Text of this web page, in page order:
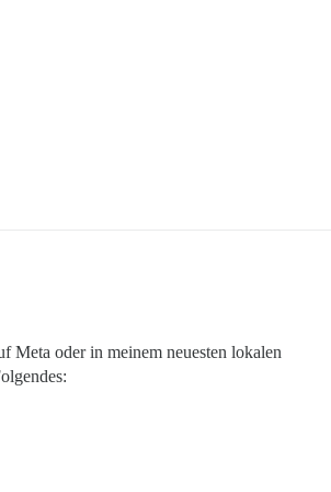
Meta oder in meinem neuesten lokalen